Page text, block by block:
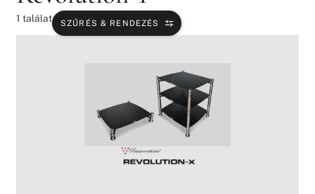
1 találat SZŰRÉS & RENDEZÉS